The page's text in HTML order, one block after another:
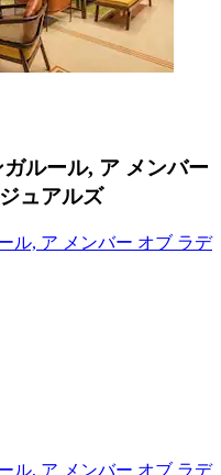
ルール, ア メンバー
ュアルズ
ル, ア メンバー オブ ラデ
ル, ア メンバー オブ ラデ